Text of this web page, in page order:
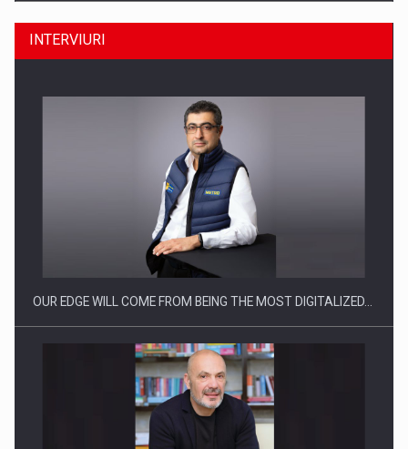
Producatorii si comerciantii care nu se supun noilor
INTERVIURI
OUR EDGE WILL COME FROM BEING THE MOST DIGITALIZED…